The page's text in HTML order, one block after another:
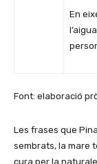
En
Font: elaboració
Les frases que
sembrats, la mare
cura per la